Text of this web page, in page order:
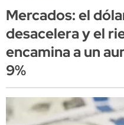
Mercados: el
desacelera y el
encamina a un
9%